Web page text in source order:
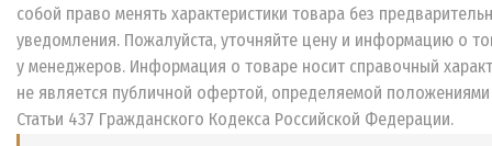
собой право менять характеристики товара без
уведомления. Пожалуйста, уточняйте цену и информацию о
у менеджеров. Информация о товаре носит справочный
не является публичной офертой, определяемой положениями
Статьи 437 Гражданского Кодекса Российской Федерации.